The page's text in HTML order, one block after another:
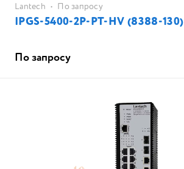
Lantech • По запросу
IPGS-5400-2P-PT-HV (8388-130)
По запросу